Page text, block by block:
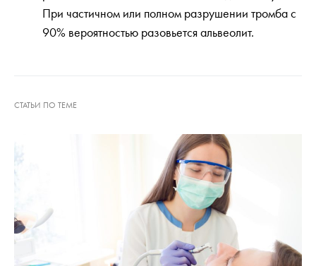
При частичном или полном разрушении тромба с
90% вероятностью разовьется альвеолит.